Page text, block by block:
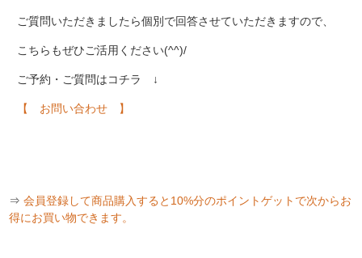
ご質問いただきましたら個別で回答させていただきますので、
こちらもぜひご活用ください(^^)/
ご予約・ご質問はコチラ ↓
【 お問い合わせ 】
⇒会員登録して商品購入すると10%分のポイントゲットで次からお
得にお買い物できます。